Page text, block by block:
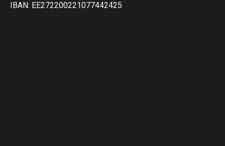
IBAN: EE272200221077442425